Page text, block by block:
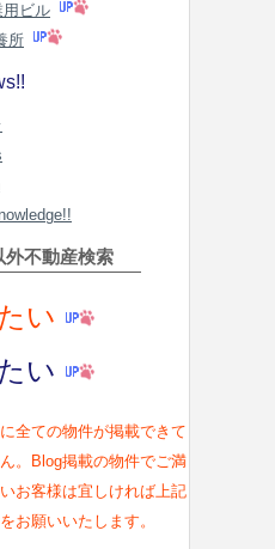
用ビル
所
外不動産検索
い
い
全ての物件が掲載できて
。Blog掲載の物件でご満
お客様は宜しければ上記
お願いいたします。